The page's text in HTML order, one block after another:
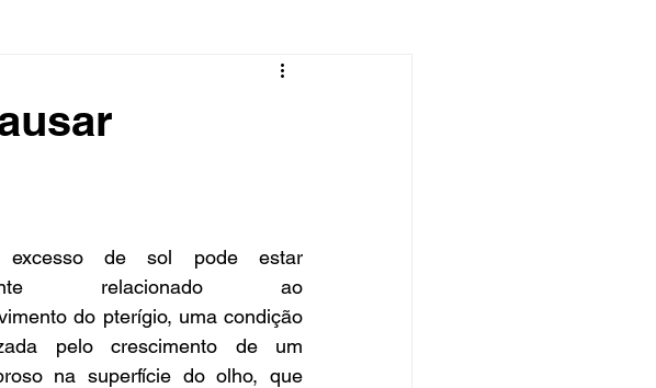
de sol pode estar
relacionado ao
do pterígio, uma condição
pelo crescimento de um
na superfície do olho, que